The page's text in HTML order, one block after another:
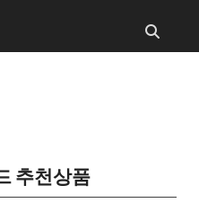
추천상품